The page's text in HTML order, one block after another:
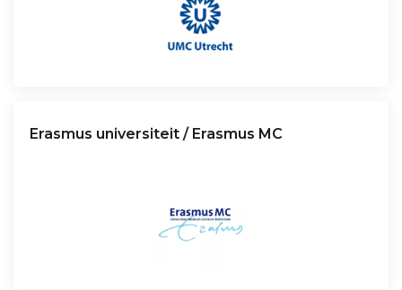
Erasmus universiteit / Erasmus MC